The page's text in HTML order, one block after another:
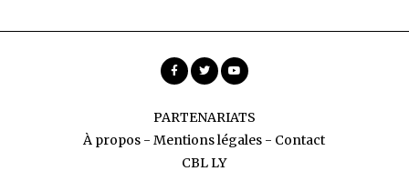
PARTENARIATS
À propos -Mentions légales - Contact
CBL LY